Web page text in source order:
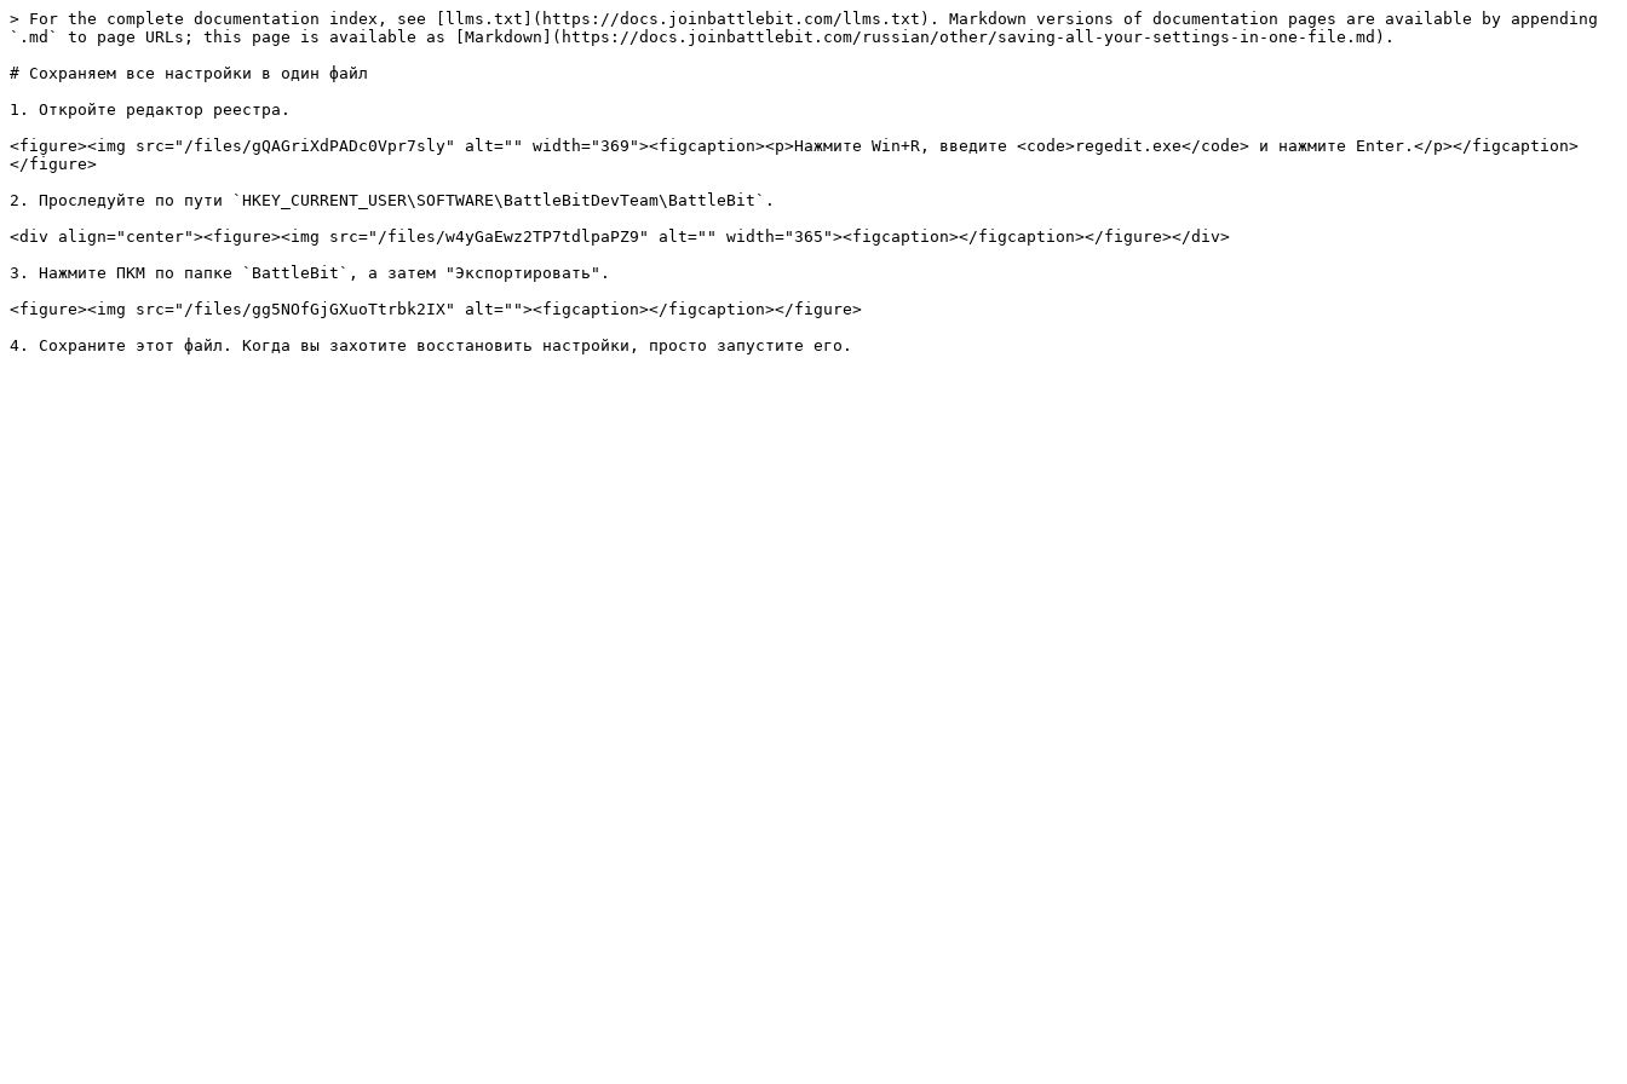
> For the complete documentation index, see [llms.txt](https://docs.joinbattlebit.com/llms.txt). Markdown versions of documentation pages are available by appending
`.md` to page URLs; this page is available as [Markdown](https://docs.joinbattlebit.com/russian/other/saving-all-your-settings-in-one-file.md).
# Сохраняем все настройки в один файл
1. Откройте редактор реестра.
<figure><img src="/files/gQAGriXdPADc0Vpr7sly" alt="" width="369"><figcaption><p>Нажмите Win+R, введите <code>regedit.exe</code> и нажмите Enter.</p></figcaption>
</figure>
2. Проследуйте по пути `HKEY_CURRENT_USER\SOFTWARE\BattleBitDevTeam\BattleBit`.
<div align="center"><figure><img src="/files/w4yGaEwz2TP7tdlpaPZ9" alt="" width="365"><figcaption></figcaption></figure></div>
3. Нажмите ПКМ по папке `BattleBit`, а затем "Экспортировать".
<figure><img src="/files/gg5NOfGjGXuoTtrbk2IX" alt=""><figcaption></figcaption></figure>